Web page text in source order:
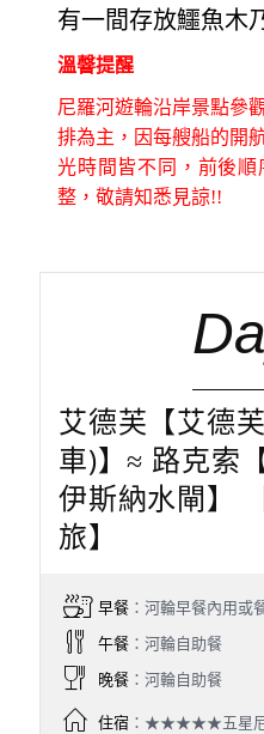
有一間存放鱷魚木
溫韾提醒
尼羅河遊輪沿岸景點參
排為主，因每艘船的開
光時間皆不同，前後
整，敬請知悉見諒!!
艾德芙【艾德
車)】≈ 路克索
伊斯納水閘】
旅】
早餐：河輪早餐內用或
午餐：河輪自助餐
晚餐：河輪自助餐
住宿：★★★★★五星尼